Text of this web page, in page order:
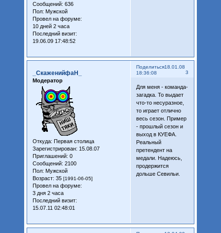
Сообщений: 636
Пол: Мужской
Провел на форуме:
10 дней 2 часа
Последний визит:
19.06.09 17:48:52
Поделиться
3
18.01.08
18:36:08
_СкаженийфаН_
Модератор
Откуда: Первая столица
Зарегистрирован: 15.08.07
Приглашений: 0
Сообщений: 2100
Пол: Мужской
Возраст: 35 [1991-06-05]
Провел на форуме:
3 дня 2 часа
Последний визит:
15.07.11 02:48:01
Для меня - команда-
загадка. То выдает
что-то несуразное,
то играет отлично
весь сезон. Пример
- прошлый сезон и
выход в КУЕФА.
Реальный
претендент на
медали. Надеюсь,
продержится
дольше Севильи.